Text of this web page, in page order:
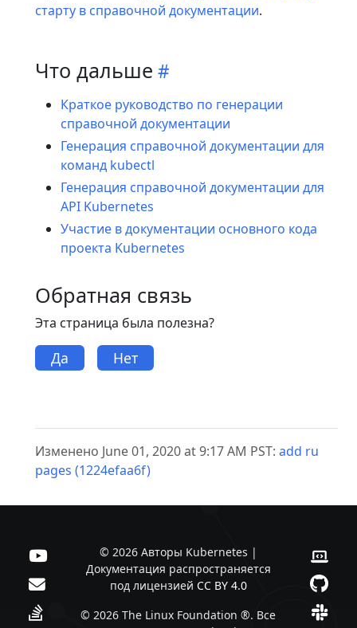
старту в справочной документации.
Что дальше
Краткое руководство по генерации
справочной документации
Генерация справочной документации для
команд kubectl
Генерация справочной документации для
API Kubernetes
Участие в документации основного кода
проекта Kubernetes
Обратная связь
Эта страница была полезна?
Да Нет
Изменено June 01, 2020 at 9:17 AM PST: add ru
pages (1224efaa6f)
© 2026 Авторы Kubernetes |
Документация распространяется
под лицензией CC BY 4.0
© 2026 The Linux Foundation ®. Все